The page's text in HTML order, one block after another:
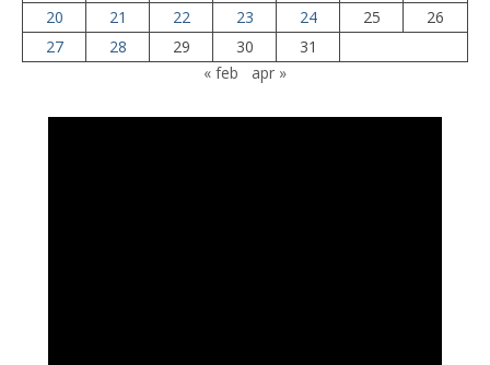
20
21 22 23 24 25
26
27
28 29 30
31
« feb
apr »